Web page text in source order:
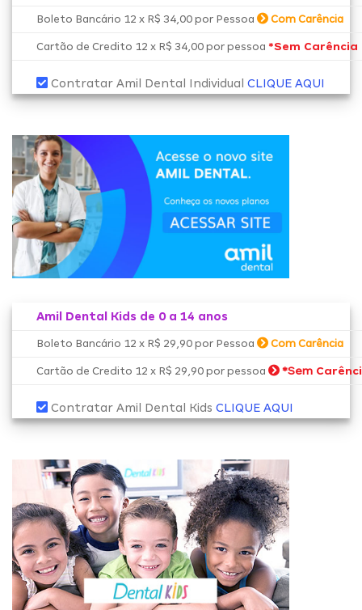
Boleto Bancário 12 x R$ 34,00 por Pessoa Com Carência
Cartão de Credito 12 x R$ 34,00 por pessoa *Sem Carência
Contratar Amil Dental Individual CLIQUE AQUI
Amil Dental Kids de 0 a 14 anos
Boleto Bancário 12 x R$ 29,90 por Pessoa Com Carência
Cartão de Credito 12 x R$ 29,90 por pessoa *Sem
Contratar Amil Dental Kids CLIQUE AQUI